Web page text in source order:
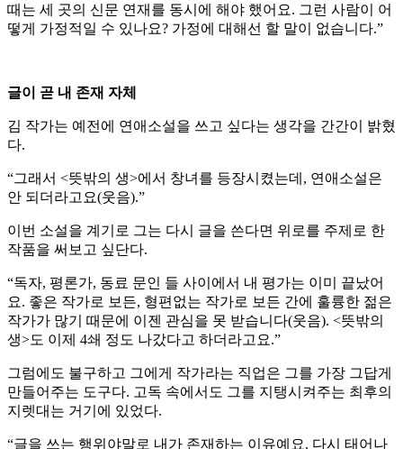
때는 세 곳의 신문 연재를 동시에 해야 했어요. 그런 사람이 어
떻게 가정적일 수 있나요? 가정에 대해선 할 말이 없습니다.”
글이 곧 내 존재 자체
김 작가는 예전에 연애소설을 쓰고 싶다는 생각을 간간이 밝혔
다.
“그래서 <뜻밖의 생>에서 창녀를 등장시켰는데, 연애소설은
안 되더라고요(웃음).”
이번 소설을 계기로 그는 다시 글을 쓴다면 위로를 주제로 한
작품을 써보고 싶단다.
“독자, 평론가, 동료 문인 들 사이에서 내 평가는 이미 끝났어
요. 좋은 작가로 보든, 형편없는 작가로 보든 간에 훌륭한 젊은
작가가 많기 때문에 이젠 관심을 못 받습니다(웃음). <뜻밖의
생>도 이제 4쇄 정도 나갔다고 하더라고요.”
그럼에도 불구하고 그에게 작가라는 직업은 그를 가장 그답게
만들어주는 도구다. 고독 속에서도 그를 지탱시켜주는 최후의
지렛대는 거기에 있었다.
“글을 쓰는 행위야말로 내가 존재하는 이유예요. 다시 태어나